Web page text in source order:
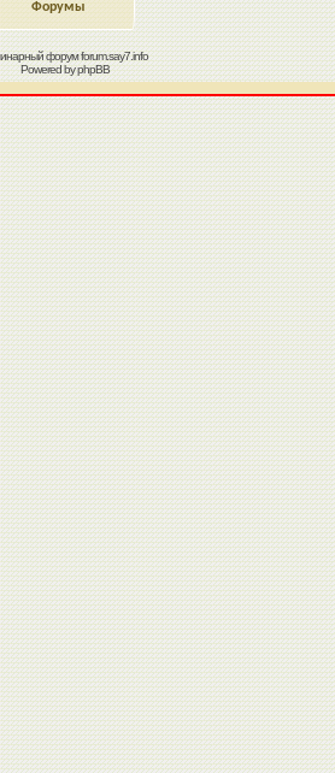
Форумы
форумforum.say7.info
Powered byphpBB